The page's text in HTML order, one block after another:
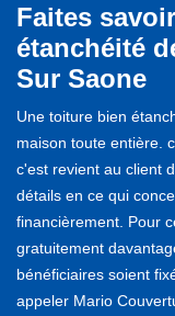
Faites
étanchéité
Sur Saone
Une toiture bien
maison toute entière.
c'est revient au client
détails en ce qui
financièrement. Pour
gratuitement
bénéficiaires soient
appeler Mario